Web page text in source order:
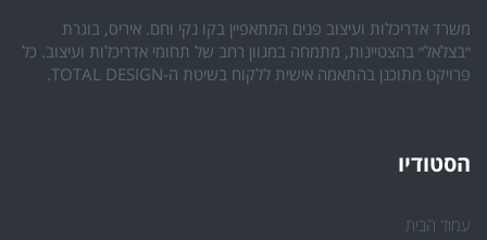
משרד אדריכלות ועיצוב פנים המתאפיין בקו נקי וחם. איריס, בוגרת
״בצלאל״ בהצטיינות, מתמחה במגוון רחב של תחומי אדריכלות ועיצוב. כל
פרויקט מתוכנן בהתאמה אישית ללקוח בשיטת ה-TOTAL DESIGN.
הסטודיו
עמוד הבית